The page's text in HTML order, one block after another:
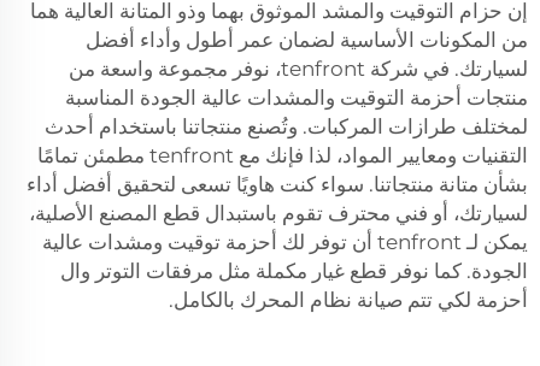
إن حزام التوقيت والمشد الموثوق بهما وذو المتانة العالية هما
من المكونات الأساسية لضمان عمر أطول وأداء أفضل
لسيارتك. في شركة tenfront، نوفر مجموعة واسعة من
منتجات أحزمة التوقيت والمشدات عالية الجودة المناسبة
لمختلف طرازات المركبات. وتُصنع منتجاتنا باستخدام أحدث
التقنيات ومعايير المواد، لذا فإنك مع tenfront مطمئن تمامًا
بشأن متانة منتجاتنا. سواء كنت هاويًا تسعى لتحقيق أفضل أداء
لسيارتك، أو فني محترف تقوم باستبدال قطع المصنع الأصلية،
يمكن لـ tenfront أن توفر لك أحزمة توقيت ومشدات عالية
الجودة. كما نوفر قطع غيار مكملة مثل مرفقات التوتر وال
أحزمة لكي تتم صيانة نظام المحرك بالكامل.